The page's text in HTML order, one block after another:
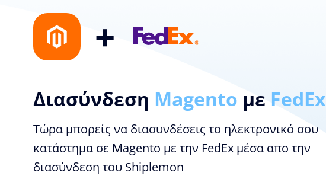
+
Διασύνδεση Magento με FedEx
Τώρα μπορείς να διασυνδέσεις το ηλεκτρονικό σου
κατάστημα σε Magento με την FedEx μέσα απο την
διασύνδεση του Shiplemon